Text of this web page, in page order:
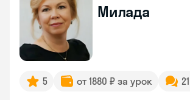
Милада
5 от 1880 ₽ за урок